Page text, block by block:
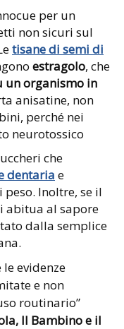
per un
non sicuri sul
tisane di semi di
estragolo, che
un organismo in
anisatine, non
perché nei
neurotossico
che
dentaria e
Inoltre, se il
abitua al sapore
dalla semplice
evidenze
e non
routinario”
Il Bambino e il